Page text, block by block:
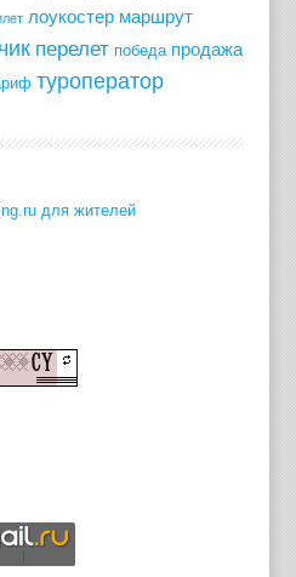
лоукостер маршрут
перелет победа продажа
туроператор
для жителей